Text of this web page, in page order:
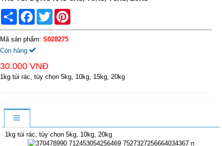
Share FacebookTwitter
Mã sản phẩm: S028275
Còn hàng
30.000 VNĐ
1kg túi rác, tùy chọn 5kg, 10kg, 15kg, 20kg
1kg túi rác, tùy chọn 5kg, 10kg, 20kg